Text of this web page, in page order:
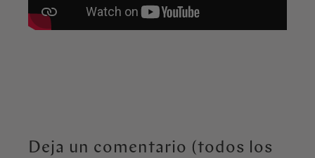
Deja un comentario (todos los